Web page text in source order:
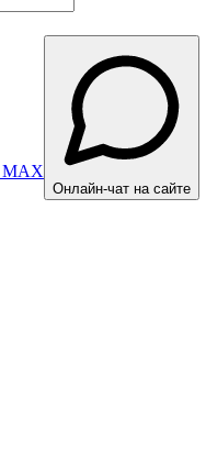
MAX
Онлайн-чат на сайте